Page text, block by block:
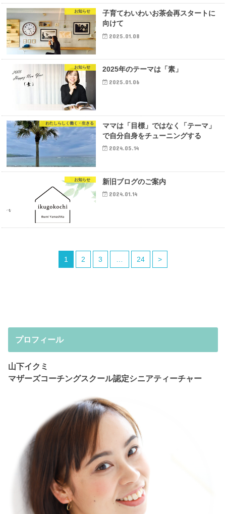
お知らせ
子育てわいわいお茶会再スタートに
向けて
2025.01.08
お知らせ 2025年のテーマは「素」
2025.01.06
わたしらしく働く・生きる
ママは「目標」ではなく「テーマ」
で自分自身をチューニングする
2024.05.14
お知らせ 新旧ブログのご案内
2024.01.14
1 2 3 … 24 >
プロフィール
山下イクミ
マザーズコーチングスクール認定シニアティーチャー